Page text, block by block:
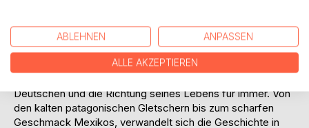
innere seiner Seele. Zwischen Höhen und Tiefen
erscheinen malerische Persönlichkeiten die diesen Seiten
Leben und Farbe geben; Reisegefährten, Freunde und eine
Deutschen und die Richtung seines Lebens für immer. Von
den kalten patagonischen Gletschern bis zum scharfen
Geschmack Mexikos, verwandelt sich die Geschichte in
ABLEHNEN ANPASSEN
ALLE AKZEPTIEREN